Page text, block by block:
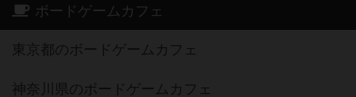
ボードゲームカフェ
東京都のボードゲームカフェ
神奈川県のボードゲームカフェ